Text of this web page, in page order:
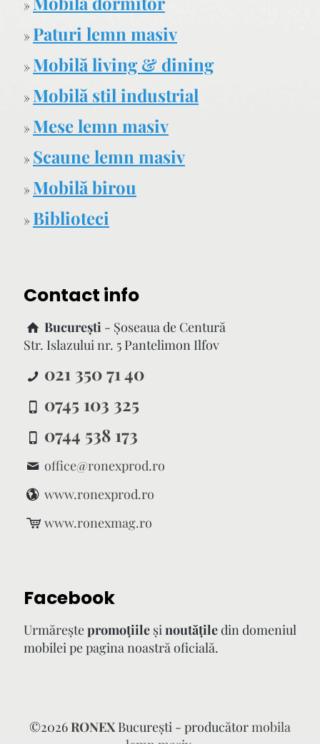
»
» Paturi lemn masiv
» Mobilă living & dining
» Mobilă stil industrial
» Mese lemn masiv
» Scaune lemn masiv
» Mobilă birou
» Biblioteci
Contact info
București - Şoseaua de Centură
Str. Islazului nr. 5 Pantelimon Ilfov
021 350 71 40
0745 103 325
0744 538 173
office@ronexprod.ro
www.ronexprod.ro
www.ronexmag.ro
Facebook
Urmăreştepromoţiile şinoutăţiledin domeniul
mobilei pe pagina noastră oficială.
©2026RONEXBucurești - producătormobila